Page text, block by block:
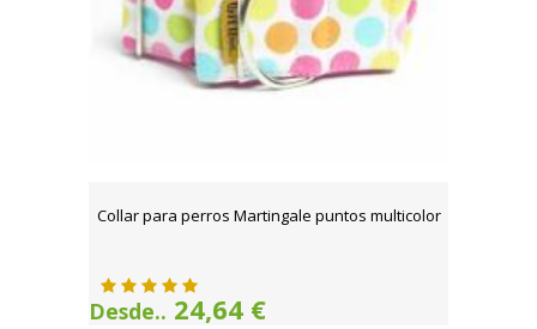
Collar para perros Martingale puntos multicolor
Desde.. 24,64 €